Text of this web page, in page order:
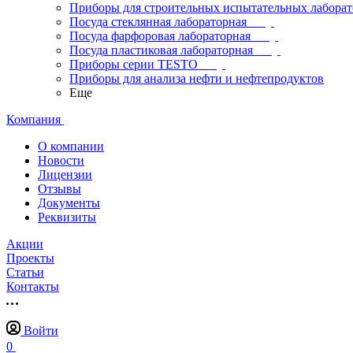
Приборы для строительных испытательных
Посуда стеклянная лабораторная
Посуда фарфоровая лабораторная
Посуда пластиковая лабораторная
Приборы серии TESTO
Приборы для анализа нефти и нефтепродуктов
Еще
Компания
О компании
Новости
Лицензии
Отзывы
Документы
Реквизиты
Акции
Проекты
Статьи
Контакты
Войти
0